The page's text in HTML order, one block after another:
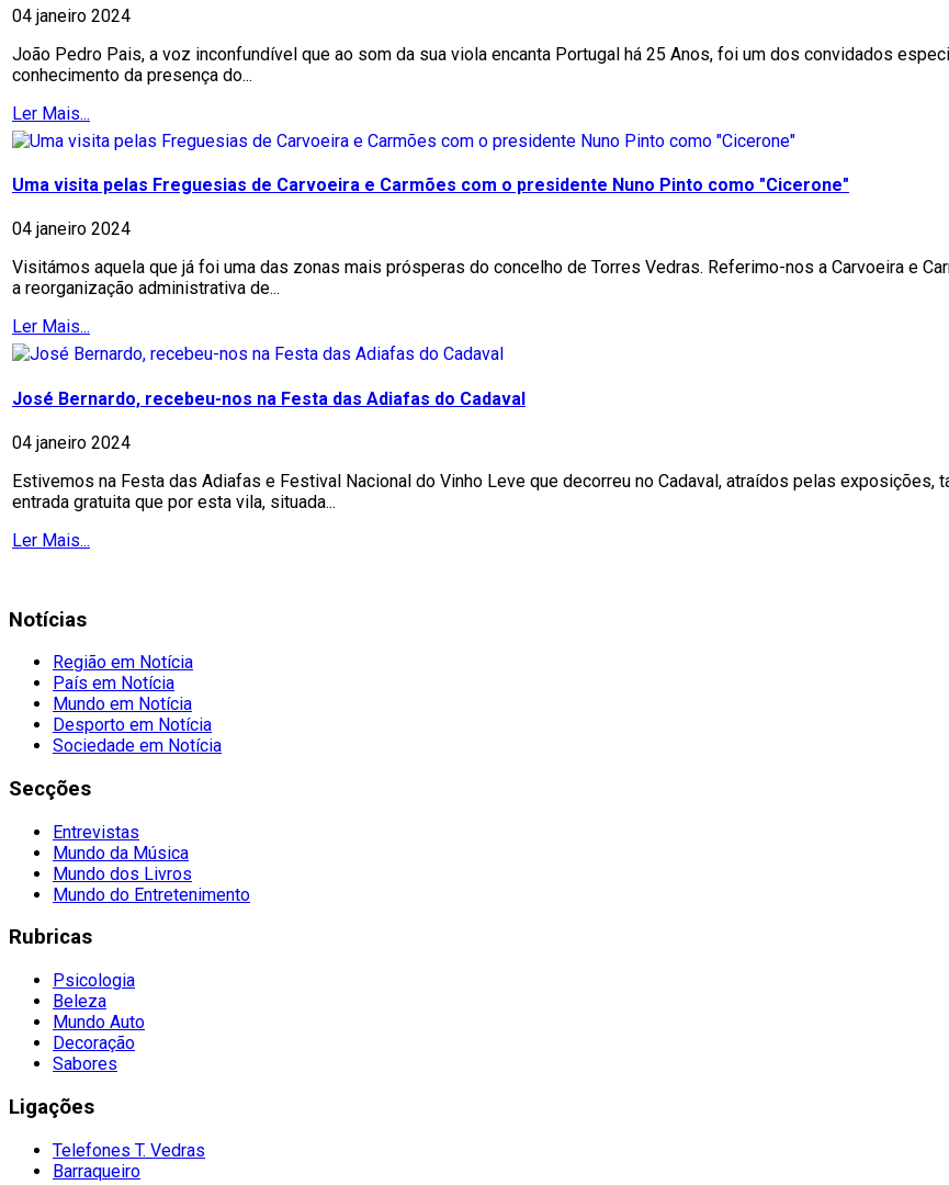
04 janeiro 2024
João Pedro Pais, a voz inconfundível que ao som da sua viola encanta Portugal há 25 Anos, foi um dos convidados
conhecimento da presença do...
Ler Mais...
Uma visita pelas Freguesias de Carvoeira e Carmões com o presidente Nuno Pinto como "Cicerone"
04 janeiro 2024
Visitámos aquela que já foi uma das zonas mais prósperas do concelho de Torres Vedras. Referimo-nos a Carvoeira e
a reorganização administrativa de...
Ler Mais...
José Bernardo, recebeu-nos na Festa das Adiafas do Cadaval
04 janeiro 2024
Estivemos na Festa das Adiafas e Festival Nacional do Vinho Leve que decorreu no Cadaval, atraídos pelas
entrada gratuita que por esta vila, situada...
Ler Mais...
Notícias
Região em Notícia
País em Notícia
Mundo em Notícia
Desporto em Notícia
Sociedade em Notícia
Secções
Entrevistas
Mundo da Música
Mundo dos Livros
Mundo do Entretenimento
Rubricas
Psicologia
Beleza
Mundo Auto
Decoração
Sabores
Ligações
Telefones T. Vedras
Barraqueiro